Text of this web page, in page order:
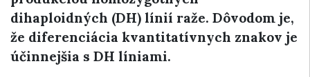
dihaploidných (DH) línií raže. Dôvodom je,
že diferenciácia kvantitatívnych znakov je
účinnejšia s DH líniami.